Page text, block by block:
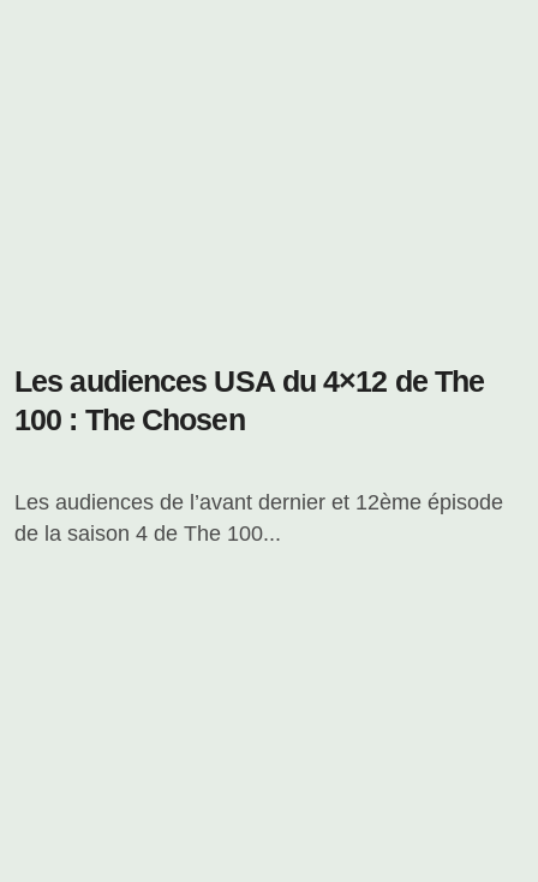
Les audiences USA du 4×12 de The
100 : The Chosen
Les audiences de l’avant dernier et 12ème épisode
de la saison 4 de The 100...